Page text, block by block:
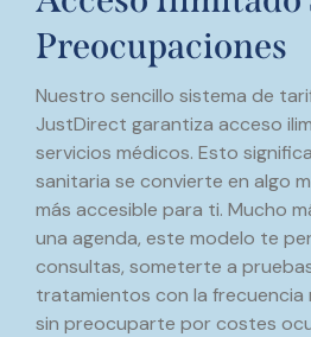
Preocupaciones
Nuestro sencillo sistema de
JustDirect garantiza acceso
servicios médicos. Esto
sanitaria se convierte en algo
más accesible para ti. Mucho
una agenda, este modelo te
consultas, someterte a
tratamientos con la frecuencia
sin preocuparte por costes